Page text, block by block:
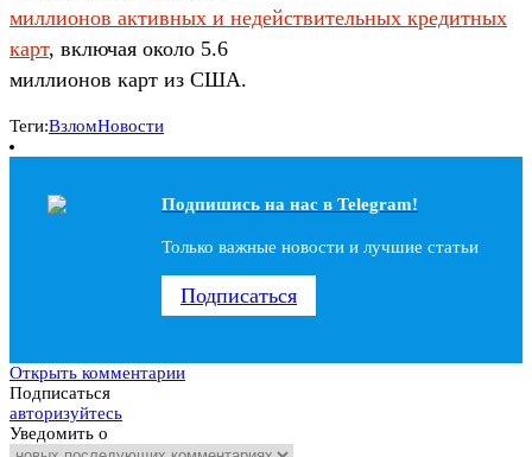
миллионов активных и недействительных кредитных
карт, включая около 5.6
миллионов карт из США.
Теги:ВзломНовости
Подпишись на наc в Telegram!
Только важные новости и лучшие статьи
Подписаться
Открыть комментарии
Подписаться
авторизуйтесь
Уведомить о